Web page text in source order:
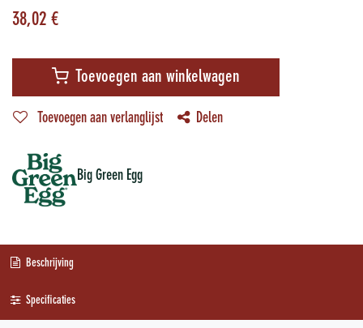
38,02 €
Toevoegen aan winkelwagen
Toevoegen aan verlanglijst Delen
Big Green Egg
Beschrijving
Specificaties